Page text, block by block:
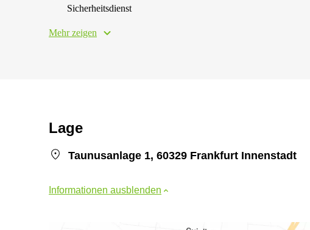
Sicherheitsdienst
Mehr zeigen
Lage
Taunusanlage 1, 60329 Frankfurt Innenstadt
Informationen ausblenden